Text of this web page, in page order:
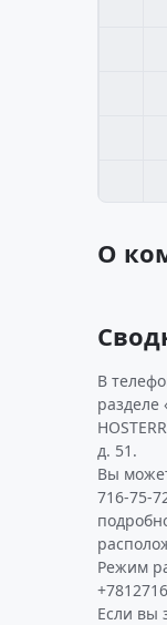
О
В
разделе
д. 51.
Вы
716-75-
Режим
Если вы